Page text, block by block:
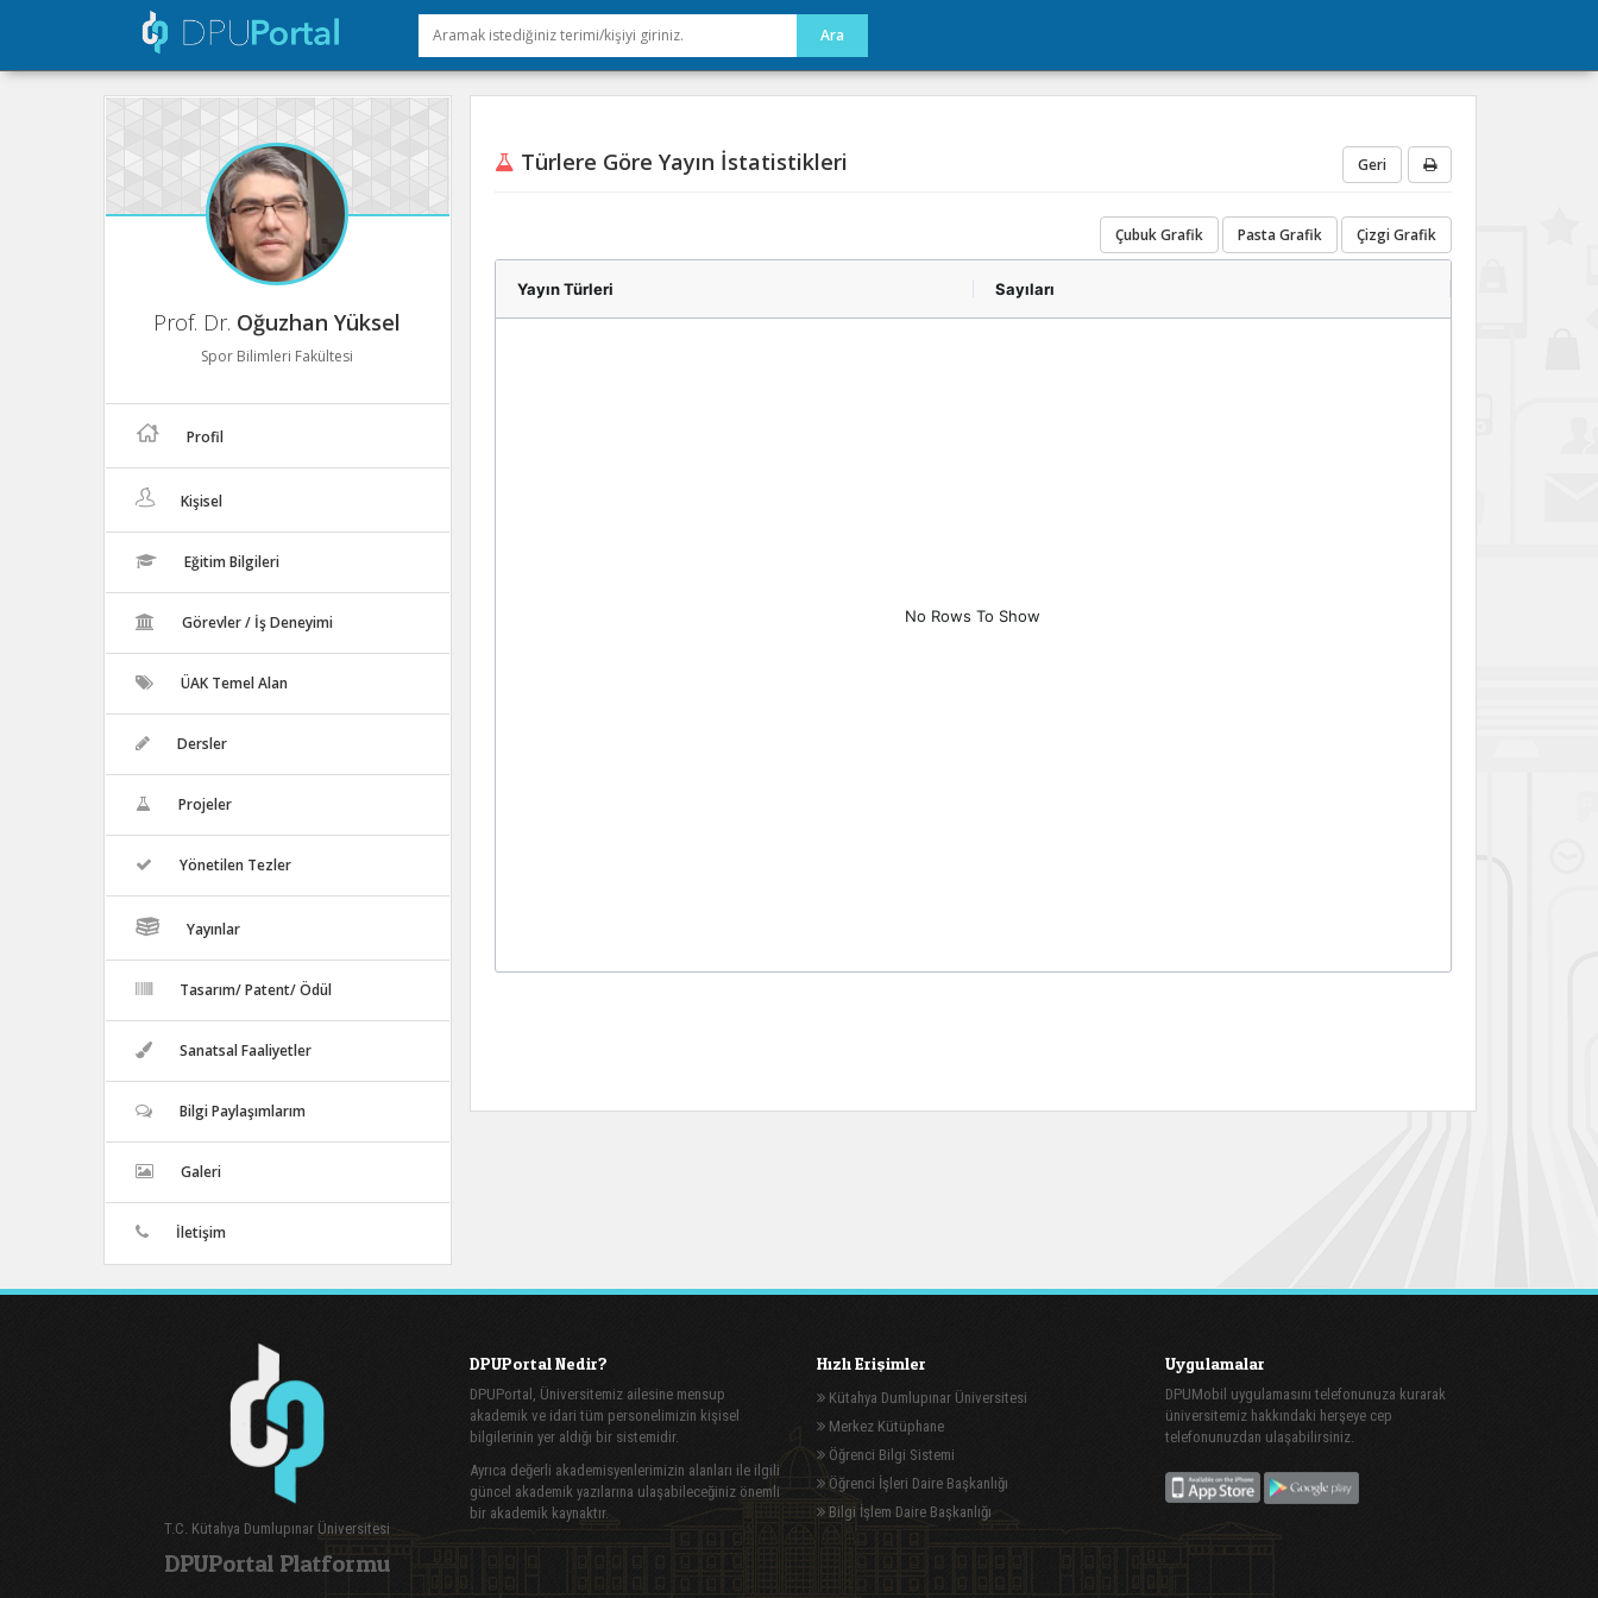
Prof. Dr. Oğuzhan Yüksel
Spor Bilimleri Fakültesi
Profil
Kişisel
Eğitim Bilgileri
Görevler / İş Deneyimi
ÜAK Temel Alan
Dersler
Projeler
Yönetilen Tezler
Yayınlar
Tasarım/ Patent/ Ödül
Sanatsal Faaliyetler
Bilgi Paylaşımlarım
Galeri
İletişim
Türlere Göre Yayın İstatistikleri Geri
Çubuk Grafik Pasta Grafik Çizgi Grafik
Yayın Türleri Sayıları
No Rows To Show
T.C. Kütahya Dumlupınar Üniversitesi
DPUPortal Platformu
DPUPortal Nedir?
DPUPortal, Üniversitemiz ailesine mensup
akademik ve idari tüm personelimizin kişisel
bilgilerinin yer aldığı bir sistemidir.
Ayrıca değerli akademisyenlerimizin alanları ile ilgili
güncel akademik yazılarına ulaşabileceğiniz önemli
bir akademik kaynaktır.
Hızlı Erişimler
Kütahya Dumlupınar Üniversitesi
Merkez Kütüphane
Öğrenci Bilgi Sistemi
Öğrenci İşleri Daire Başkanlığı
Bilgi İşlem Daire Başkanlığı
Uygulamalar
DPUMobil uygulamasını telefonunuza kurarak
üniversitemiz hakkındaki herşeye cep
telefonunuzdan ulaşabilirsiniz.